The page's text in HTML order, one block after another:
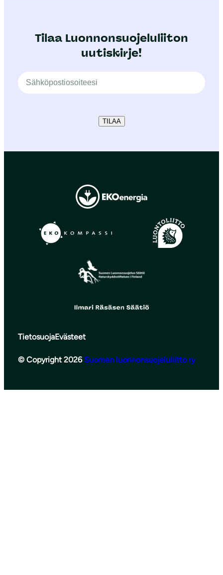
Tilaa Luonnonsuojeluliiton
uutiskirje!
TILAA
TietosuojaEvästeet
© Copyright 2026 Suomen luonnonsuojeluliitto ry